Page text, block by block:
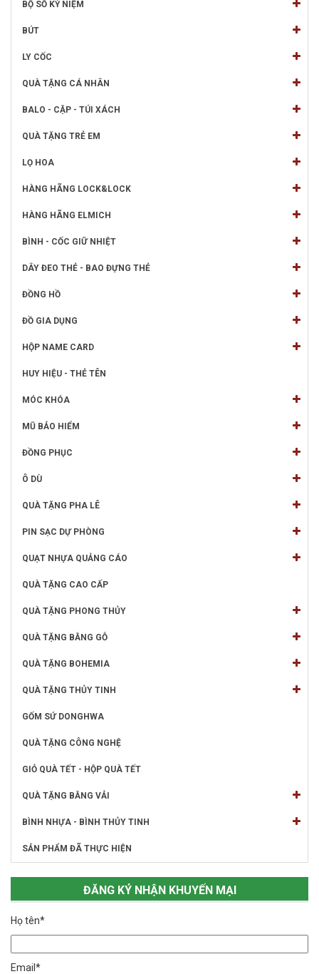
BỘ SỐ KỶ NIỆM
BÚT
LY CỐC
QUÀ TẶNG CÁ NHÂN
BALO - CẶP - TÚI XÁCH
QUÀ TẶNG TRẺ EM
LỌ HOA
HÀNG HÃNG LOCK&LOCK
HÀNG HÃNG ELMICH
BÌNH - CỐC GIỮ NHIỆT
DÂY ĐEO THẺ - BAO ĐỰNG THẺ
ĐỒNG HỒ
ĐỒ GIA DỤNG
HỘP NAME CARD
HUY HIỆU - THẺ TÊN
MÓC KHÓA
MŨ BẢO HIỂM
ĐỒNG PHỤC
Ô DÙ
QUÀ TẶNG PHA LÊ
PIN SẠC DỰ PHÒNG
QUẠT NHỰA QUẢNG CÁO
QUÀ TẶNG CAO CẤP
QUÀ TẶNG PHONG THỦY
QUÀ TẶNG BẰNG GỖ
QUÀ TẶNG BOHEMIA
QUÀ TẶNG THỦY TINH
GỐM SỨ DONGHWA
QUÀ TẶNG CÔNG NGHỆ
GIỎ QUÀ TẾT - HỘP QUÀ TẾT
QUÀ TẶNG BẰNG VẢI
BÌNH NHỰA - BÌNH THỦY TINH
SẢN PHẨM ĐÃ THỰC HIỆN
ĐĂNG KÝ NHẬN KHUYẾN MẠI
Họ tên*
Email*